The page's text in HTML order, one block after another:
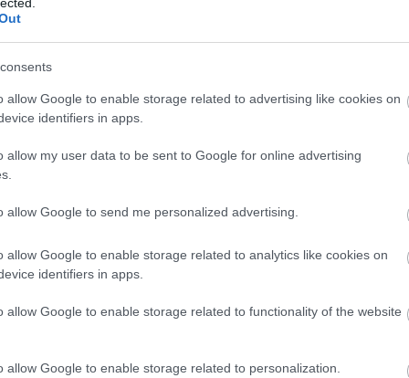
allow Google to enable storage related to advertising like cookies on
identifiers in apps.
allow my user data to be sent to Google for online advertising
allow Google to send me personalized advertising.
allow Google to enable storage related to analytics like cookies on
identifiers in apps.
allow Google to enable storage related to functionality of the website
allow Google to enable storage related to personalization.
Gábor
Gera Marina
Zoltán
Simon Ferenc
Péter
Hay Anna
Rozália
Esztermv.
Andormv.
Zsolt
guests: